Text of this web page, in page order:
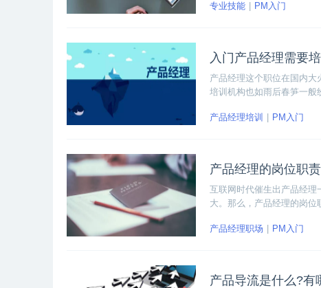
专业技能 PM入门
入门产品经理需要
产品经理这个职位在国内
培训机构也如雨后春笋一般
产品经理培训 PM入门
产品经理的岗位职
互联网时代催生出产品经理
大。那么，产品经理的岗
产品经理职场 PM入门
产品导流是什么?有